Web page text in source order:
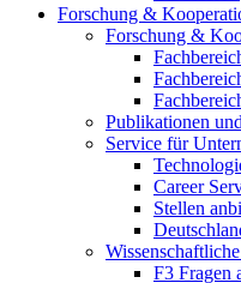
Forschung &
Forschung &
Publikationen
Service für
Career
Stellen
F3 Fragen